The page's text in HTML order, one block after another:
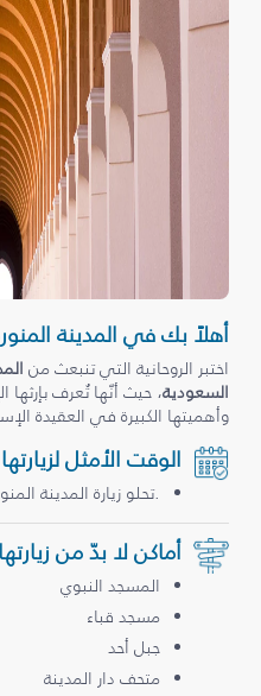
أهلاً بك في المدينة
اختبر الروحانية التي تنبعث من
السعودية، حيث أنّها تُعرف بإرثها
وأهميتها الكبيرة في العقيدة
الوقت الأمثل لزيارتها
.تحلو زيارة المدينة
أماكن لا بدّ من زيارتها
المسجد النبوي
مسجد قباء
جبل أحد
متحف دار المدينة